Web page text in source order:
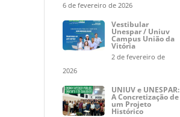
6 de fevereiro de 2026
Vestibular
Unespar / Uniuv
Campus União da
Vitória
2 de fevereiro de
2026
UNIUV e UNESPAR:
A Concretização de
um Projeto
Histórico